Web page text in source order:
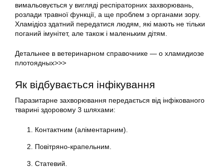
вимальовується у вигляді респіраторних захворювань,
розлади травної функції, а ще проблем з органами зору.
Хламідіоз здатний передатися людям, які мають не тільки
поганий імунітет, але також і маленьким дітям.
Детальнее в ветеринарном справочнике — о хламидиозе
плотоядных>>>
Як відбувається інфікування
Паразитарне захворювання передається від інфікованого
тварині здоровому 3 шляхами:
Контактним (аліментарним).
Повітряно-крапельним.
Статевий.